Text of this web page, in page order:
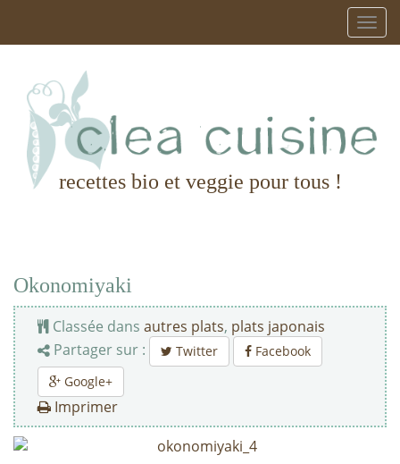
recettes bio et veggie pour tous !
Okonomiyaki
Classée dans autres plats, plats japonais
Partager sur :
Twitter
Facebook
Google+
Imprimer